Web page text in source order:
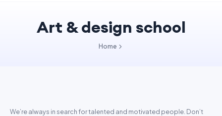
Art & design school
Home
We’re always in search for talented and motivated people. Don’t